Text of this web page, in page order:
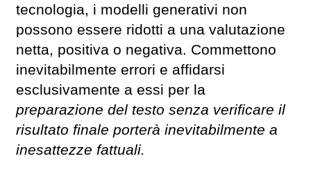
tecnologia, i modelli generativi non
possono essere ridotti a una valutazione
netta, positiva o negativa. Commettono
inevitabilmente errori e affidarsi
esclusivamente a essi per la
preparazione del testo senza verificare il
risultato finale porterà inevitabilmente a
inesattezze fattuali.